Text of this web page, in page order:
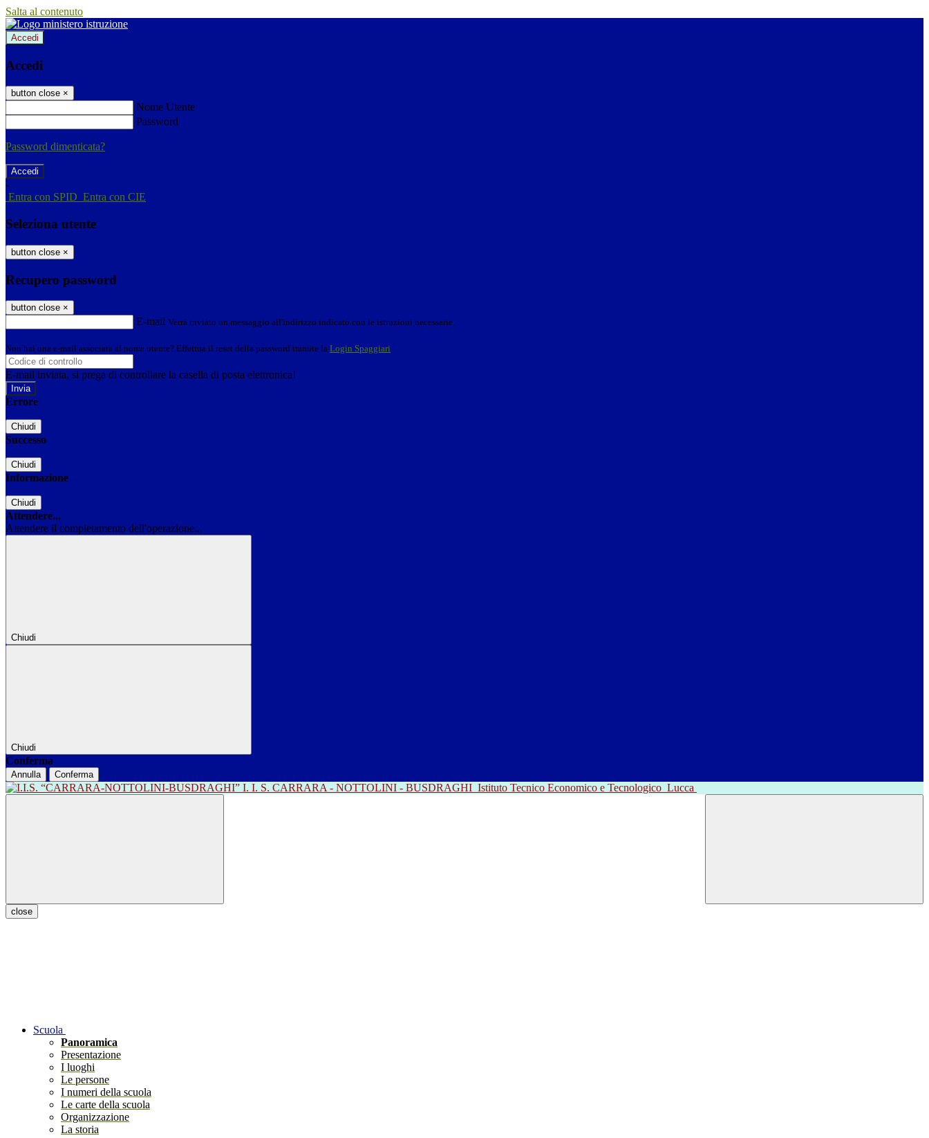
Salta al contenuto
Accedi
Accedi
button close ×
Nome Utente
Password
Password dimenticata?
-
Entra con SPID Entra con CIE
Seleziona utente
button close ×
Recupero password
button close ×
E-mail Verrà inviato un messaggio all'indirizzo indicato con le istruzioni necessarie.
Non hai una e-mail associata al nome utente? Effettua il reset della password tramite la Login Spaggiari
E-mail inviata, si prega di controllare la casella di posta elettronica!
Errore
Chiudi
Successo
Chiudi
Informazione
Chiudi
Attendere...
Attendere il completamento dell'operazione...
Chiudi
Chiudi
Conferma
Annulla Conferma
I. I. S. CARRARA - NOTTOLINI - BUSDRAGHI Istituto Tecnico Economico e Tecnologico Lucca
close
Scuola
Panoramica
Presentazione
I luoghi
Le persone
I numeri della scuola
Le carte della scuola
Organizzazione
La storia